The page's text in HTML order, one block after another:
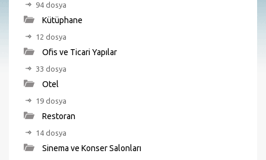
94 dosya
Kütüphane
12 dosya
Ofis ve Ticari Yapılar
33 dosya
Otel
19 dosya
Restoran
14 dosya
Sinema ve Konser Salonları